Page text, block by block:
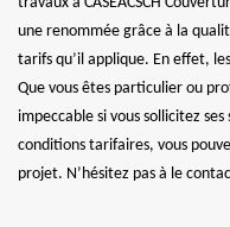
une renommée grâce à la
tarifs qu’il applique. En effet,
Que vous êtes particulier ou
impeccable si vous sollicitez
conditions tarifaires, vous
projet. N’hésitez pas à le